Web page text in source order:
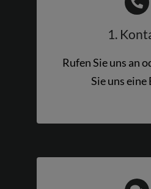
1.
Rufen Sie uns an
Sie uns eine